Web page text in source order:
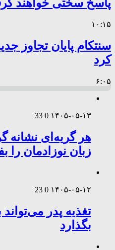
پاسخ سختی خواهند
۱۰:۱۵
سنتکام پایان تجاوز
کرد
۶:۰۵
۱۴۰۵-۰۵-۱۳ 0
33
هر گریه‌ای
زبان نوزادمان را
۱۴۰۵-۰۵-۱۲ 0
23
تغذیه پدر می‌تواند
بگذارد